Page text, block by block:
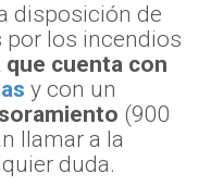
disposición de
los incendios
cuenta con
y con un
(900
llamar a la
duda.